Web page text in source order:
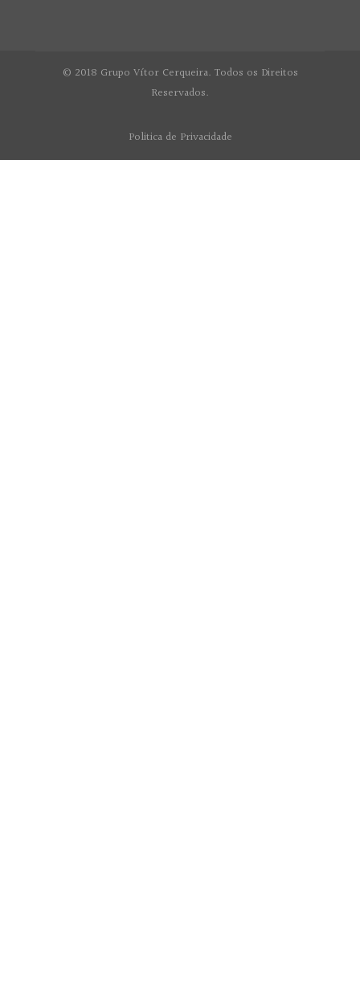
© 2018 Grupo Vítor Cerqueira. Todos os Direitos
Reservados.
Politica de Privacidade